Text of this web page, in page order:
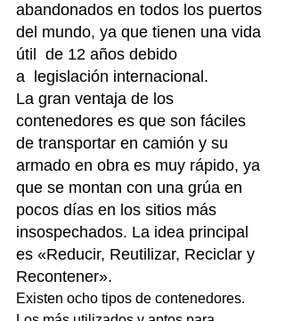
abandonados en todos los puertos
del mundo, ya que tienen una vida
útil  de 12 años debido
a  legislación internacional.
La gran ventaja de los
contenedores es que son fáciles
de transportar en camión y su
armado en obra es muy rápido, ya
que se montan con una grúa en
pocos días en los sitios más
insospechados. La idea principal
es «Reducir, Reutilizar, Reciclar y
Recontener».
Existen ocho tipos de contenedores.